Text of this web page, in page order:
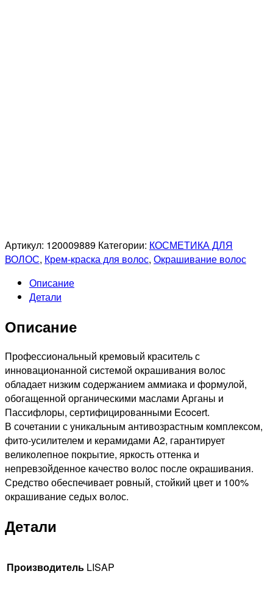
Артикул: 120009889 Категории: КОСМЕТИКА ДЛЯ
ВОЛОС, Крем-краска для волос, Окрашивание волос
Описание
Детали
Описание
Профессиональный кремовый краситель с
инновационанной системой окрашивания волос
обладает низким содержанием аммиака и формулой,
обогащенной органическими маслами Арганы и
Пассифлоры, сертифицированными Ecocert.
В сочетании с уникальным антивозрастным комплексом,
фито-усилителем и керамидами A2, гарантирует
великолепное покрытие, яркость оттенка и
непревзойденное качество волос после окрашивания.
Средство обеспечивает ровный, стойкий цвет и 100%
окрашивание седых волос.
Детали
Производитель LISAP